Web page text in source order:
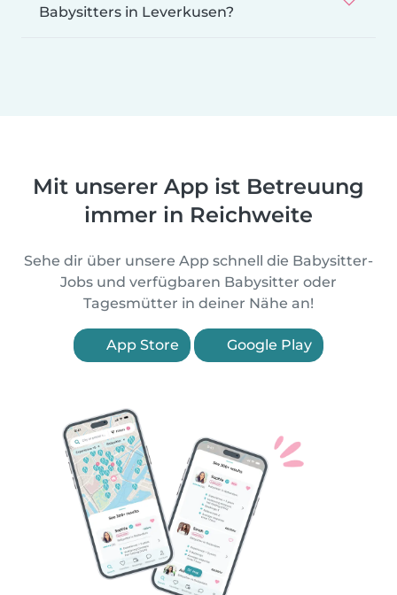
Babysitters in Leverkusen?
Mit unserer App ist Betreuung
immer in Reichweite
Sehe dir über unsere App schnell die Babysitter-
Jobs und verfügbaren Babysitter oder
Tagesmütter in deiner Nähe an!
App Store Google Play